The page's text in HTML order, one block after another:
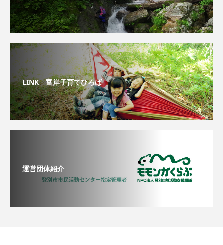
LINK 富岸子育てひろば
運営団体紹介